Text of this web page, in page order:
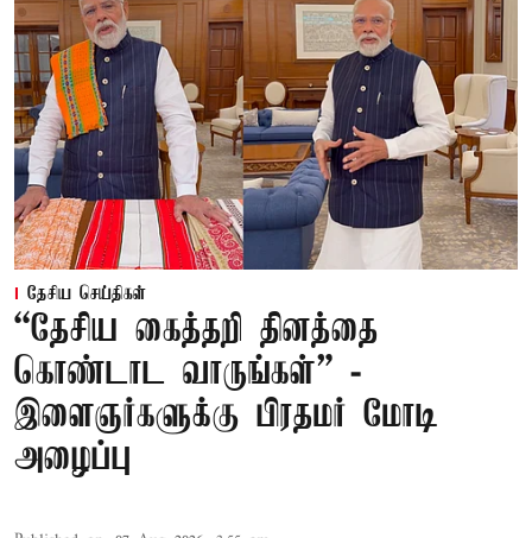
தேசிய செய்திகள்
“தேசிய கைத்தறி தினத்தை
கொண்டாட வாருங்கள்” -
இளைஞர்களுக்கு பிரதமர் மோடி
அழைப்பு